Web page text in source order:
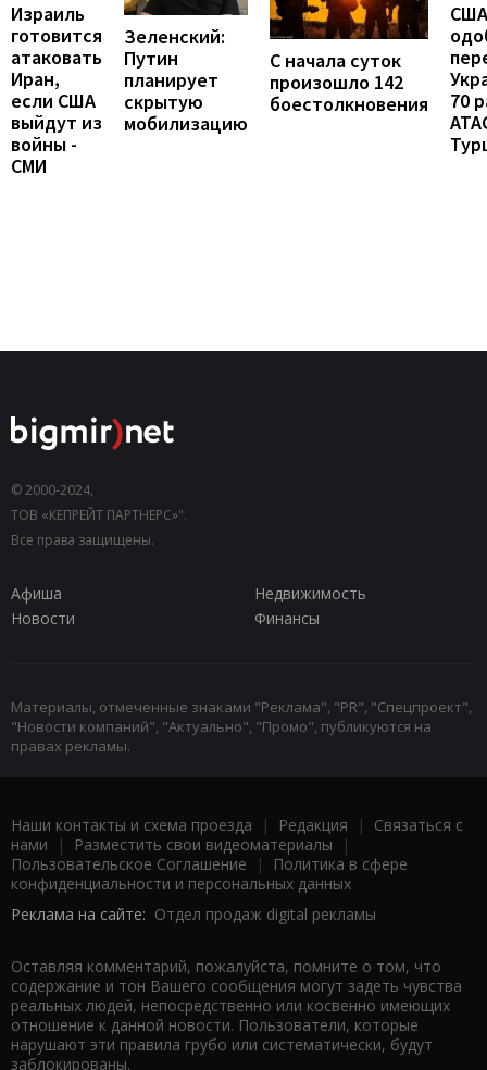
Израиль
готовится
атаковать
Иран,
если США
выйдут из
войны -
СМИ
Зеленский:
Путин
планирует
скрытую
мобилизацию
С начала суток
произошло 142
боестолкновения
США
70
© 2000-2024,
ТОВ «КЕПРЕЙТ ПАРТНЕРС»".
Все права защищены.
Афиша
Недвижимость
Новости
Финансы
Материалы, отмеченные знаками "Реклама", "PR", "Спецпроект",
"Новости компаний", "Актуально", "Промо", публикуются на
правах рекламы.
Наши контакты и схема проезда | Редакция | Связаться с
нами | Разместить свои видеоматериалы |
Пользовательское Соглашение |
Политика в сфере
конфиденциальности и персональных данных
Реклама на сайте: Отдел продаж digital рекламы
Оставляя комментарий, пожалуйста, помните о том, что
содержание и тон Вашего сообщения могут задеть чувства
реальных людей, непосредственно или косвенно имеющих
отношение к данной новости. Пользователи, которые
нарушают эти правила грубо или систематически, будут
заблокированы.